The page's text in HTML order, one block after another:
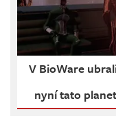
V BioWare
nyní tato